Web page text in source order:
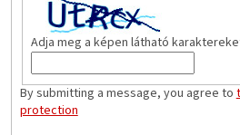
Adja meg a képen látható
By submitting a message, you agree to
protection